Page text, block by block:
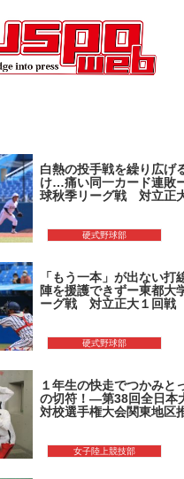
硬式野球部
白熱の投手戦を繰り広げ
け…痛い同一カード連敗
球秋季リーグ戦 対立正
硬式野球部
「もう一本」が出ない打
陣を援護できずー東都大
ーグ戦 対立正大１回戦
女子陸上競技部
１年生の快走でつかみと
の切符！―第38回全日本
対校選手権大会関東地区